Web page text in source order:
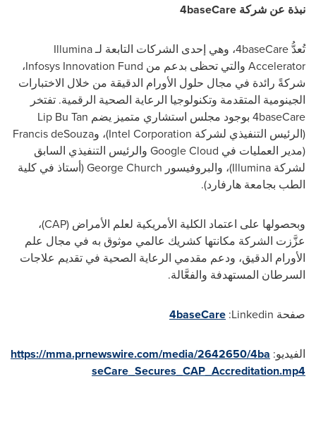
نبذة عن شركة 4baseCare
تُعدُّ 4baseCare، وهي إحدى الشركات التابعة لـ Illumina
Accelerator والتي تحظى بدعم من Infosys Innovation Fund،
شركةً رائدة في مجال حلول الأورام الدقيقة من خلال الاختبارات
الجينومية المتقدمة وتكنولوجيا الرعاية الصحية الرقمية. تفتخر
4baseCare بوجود مجلس استشاري متميز يضم Lip Bu Tan
(الرئيس التنفيذي لشركة Intel Corporation)، وFrancis deSouza
(مدير العمليات في Google Cloud والرئيس التنفيذي السابق
لشركة Illumina)، والبروفيسور
George Church(أستاذ في كلية
الطب بجامعة هارفارد).
وبحصولها على اعتماد الكلية الأمريكية لعلم الأمراض (CAP)،
عزَّزت الشركة مكانتها كشريك عالمي موثوق به في مجال علم
الأورام الدقيق، ودعم مقدمي الرعاية الصحية في تقديم علاجات
السرطان المستهدفة والفعَّالة.
صفحة Linkedin
:
4baseCare
الفيديو: https://mma.prnewswire.com/media/2642650/4ba
seCare_Secures_CAP_Accreditation.mp4